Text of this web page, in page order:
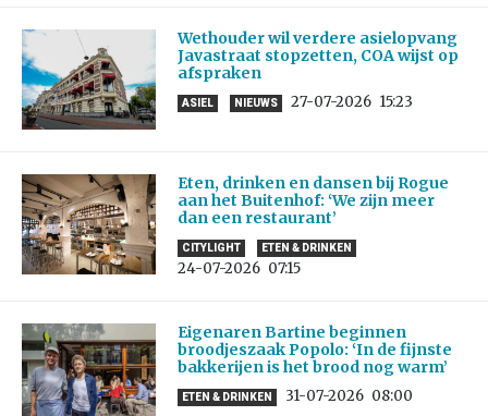
Wethouder wil verdere asielopvang
Javastraat stopzetten, COA wijst op
afspraken
ASIEL NIEUWS 27-07-2026 15:23
Eten, drinken en dansen bij Rogue
aan het Buitenhof: ‘We zijn meer
dan een restaurant’
CITYLIGHT ETEN & DRINKEN
24-07-2026 07:15
Eigenaren Bartine beginnen
broodjeszaak Popolo: ‘In de fijnste
bakkerijen is het brood nog warm’
ETEN & DRINKEN 31-07-2026 08:00